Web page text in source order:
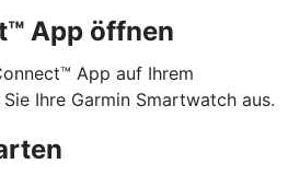
App öffnen
App auf Ihrem
Ihre Garmin Smartwatch aus.